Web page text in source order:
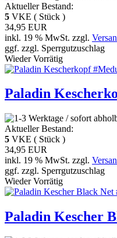
Aktueller Bestand:
5 VKE ( Stück )
34,95 EUR
inkl. 19 % MwSt. zzgl.
ggf. zzgl. Sperrgutzuschlag
Wieder Vorrätig
Paladin
Aktueller Bestand:
5 VKE ( Stück )
34,95 EUR
inkl. 19 % MwSt. zzgl.
ggf. zzgl. Sperrgutzuschlag
Wieder Vorrätig
Paladin Kescher